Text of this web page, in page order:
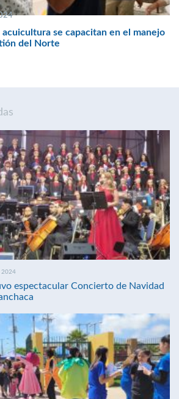
se capacitan en el manejo
del Norte
2024
espectacular Concierto de Navidad